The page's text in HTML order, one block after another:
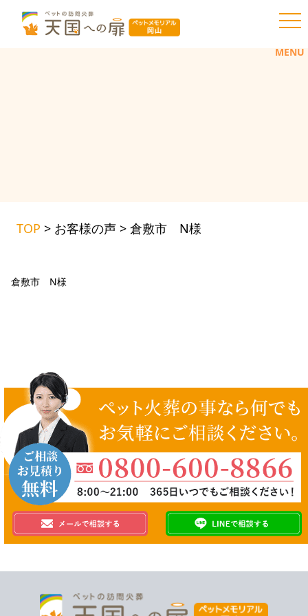
MENU
TOP > お客様の声 > 倉敷市 N様
倉敷市 N様